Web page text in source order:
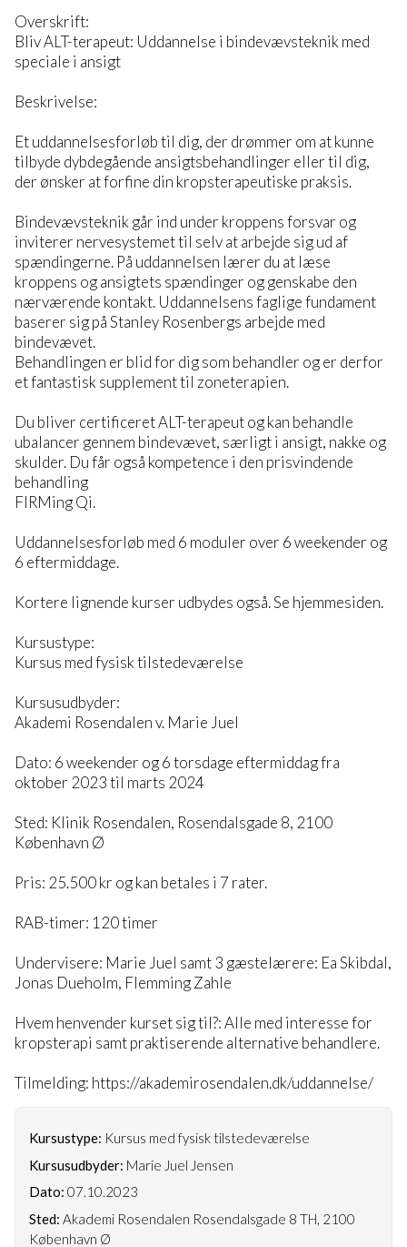
Overskrift:
Bliv ALT-terapeut: Uddannelse i bindevævsteknik med
speciale i ansigt
Beskrivelse:
Et uddannelsesforløb til dig, der drømmer om at kunne
tilbyde dybdegående ansigtsbehandlinger eller til dig,
der ønsker at forfine din kropsterapeutiske praksis.
Bindevævsteknik går ind under kroppens forsvar og
inviterer nervesystemet til selv at arbejde sig ud af
spændingerne. På uddannelsen lærer du at læse
kroppens og ansigtets spændinger og genskabe den
nærværende kontakt. Uddannelsens faglige fundament
baserer sig på Stanley Rosenbergs arbejde med
bindevævet.
Behandlingen er blid for dig som behandler og er derfor
et fantastisk supplement til zoneterapien.
Du bliver certificeret ALT-terapeut og kan behandle
ubalancer gennem bindevævet, særligt i ansigt, nakke og
skulder. Du får også kompetence i den prisvindende
behandling
FIRMing Qi.
Uddannelsesforløb med 6 moduler over 6 weekender og
6 eftermiddage.
Kortere lignende kurser udbydes også. Se hjemmesiden.
Kursustype:
Kursus med fysisk tilstedeværelse
Kursusudbyder:
Akademi Rosendalen v. Marie Juel
Dato: 6 weekender og 6 torsdage eftermiddag fra
oktober 2023 til marts 2024
Sted: Klinik Rosendalen, Rosendalsgade 8, 2100
København Ø
Pris: 25.500 kr og kan betales i 7 rater.
RAB-timer: 120 timer
Undervisere: Marie Juel samt 3 gæstelærere: Ea Skibdal,
Jonas Dueholm, Flemming Zahle
Hvem henvender kurset sig til?: Alle med interesse for
kropsterapi samt praktiserende alternative behandlere.
Tilmelding: https://akademirosendalen.dk/uddannelse/
Kursustype: Kursus med fysisk tilstedeværelse
Kursusudbyder: Marie Juel Jensen
Dato: 07.10.2023
Sted: Akademi Rosendalen Rosendalsgade 8 TH, 2100
København Ø